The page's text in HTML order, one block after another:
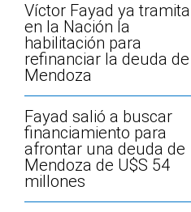
Víctor Fayad ya tramita
en la Nación la
habilitación para
refinanciar la deuda de
Mendoza
Fayad salió a buscar
financiamiento para
afrontar una deuda de
Mendoza de U$S 54
millones